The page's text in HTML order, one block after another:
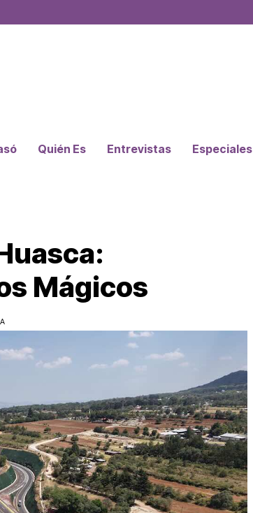
Quién Es Entrevistas Especiales
Mágicos